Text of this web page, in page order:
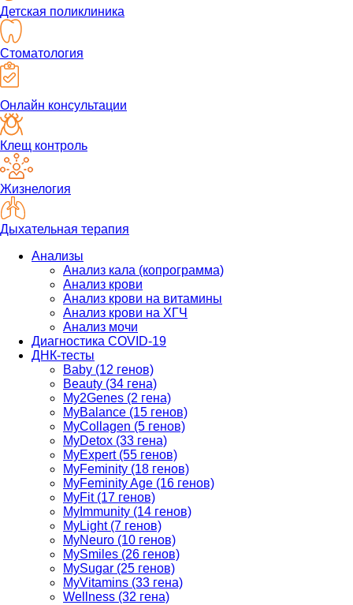
Детская поликлиника
Стоматология
Онлайн консультации
Клещ контроль
Жизнелогия
Дыхательная терапия
Анализы
Анализ кала (копрограмма)
Анализ крови
Анализ крови на витамины
Анализ крови на ХГЧ
Анализ мочи
Диагностика COVID-19
ДНК-тесты
Baby (12 генов)
Beauty (34 гена)
My2Genes (2 гена)
MyBalance (15 генов)
MyCollagen (5 генов)
MyDetox (33 гена)
MyExpert (55 генов)
MyFeminity (18 генов)
MyFeminity Age (16 генов)
MyFit (17 генов)
MyImmunity (14 генов)
MyLight (7 генов)
MyNeuro (10 генов)
MySmiles (26 генов)
MySugar (25 генов)
MyVitamins (33 гена)
Wellness (32 гена)